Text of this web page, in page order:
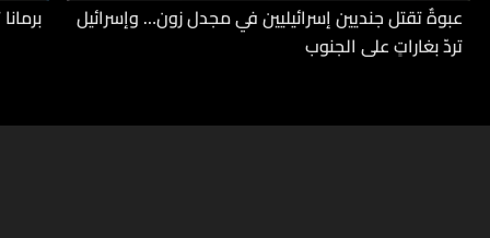
عبوةٌ تقتل جنديين إسرائيليين في مجدل زون… وإسرائيل
تردّ بغاراتٍ على الجنوب